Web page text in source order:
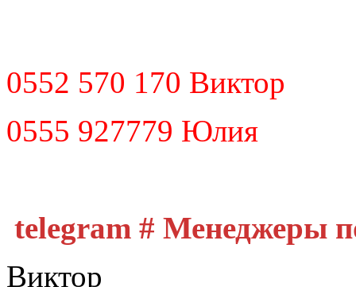
0552 570 170 Виктор
0555 927779 Юлия
telegram # Менеджеры
Виктор